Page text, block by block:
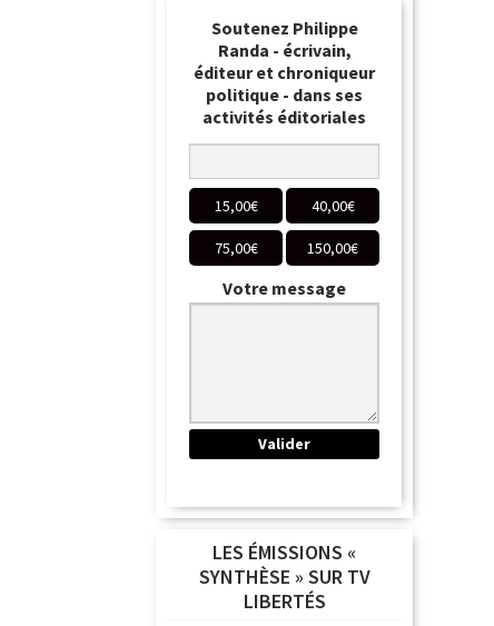
Soutenez Philippe
Randa - écrivain,
éditeur et chroniqueur
politique - dans ses
activités éditoriales
15,00€ 40,00€
75,00€ 150,00€
Votre message
LES ÉMISSIONS «
SYNTHÈSE » SUR TV
LIBERTÉS